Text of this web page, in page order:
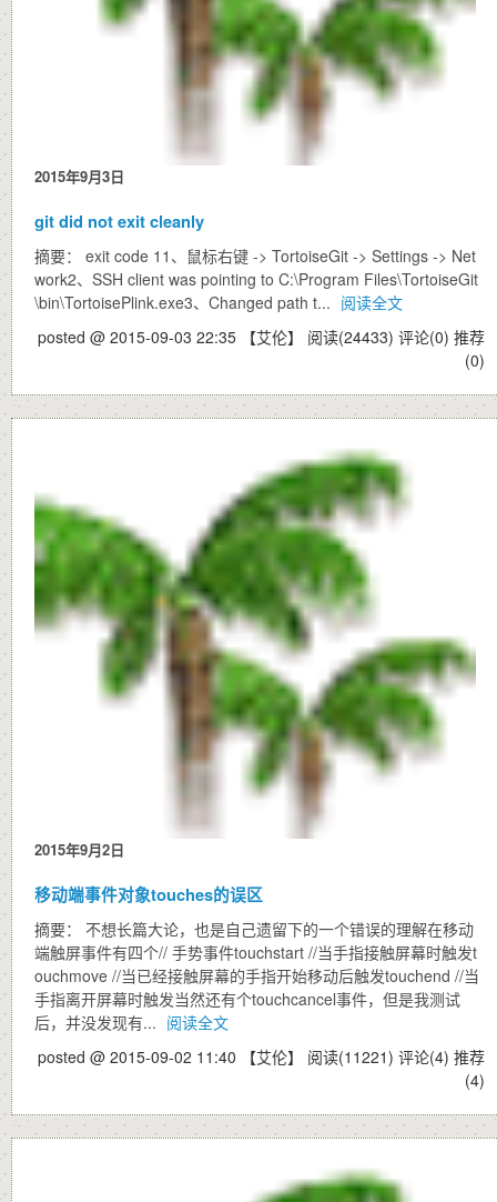
2015年9月3日
git did not exit cleanly
摘要： exit code 11、鼠标右键 -> TortoiseGit -> Settings -> Net
work2、SSH client was pointing to C:\Program Files\TortoiseGit
\bin\TortoisePlink.exe3、Changed path t... 阅读全文
posted @ 2015-09-03 22:35 【艾伦】 阅读(24433) 评论(0) 推荐
(0)
2015年9月2日
移动端事件对象touches的误区
摘要： 不想长篇大论，也是自己遗留下的一个错误的理解在移动
端触屏事件有四个// 手势事件touchstart //当手指接触屏幕时触发t
ouchmove //当已经接触屏幕的手指开始移动后触发touchend //当
手指离开屏幕时触发当然还有个touchcancel事件，但是我测试
后，并没发现有... 阅读全文
posted @ 2015-09-02 11:40 【艾伦】 阅读(11221) 评论(4) 推荐
(4)